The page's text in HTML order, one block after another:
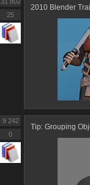
2010 Blender
25
Tip: Grouping
9 242
0